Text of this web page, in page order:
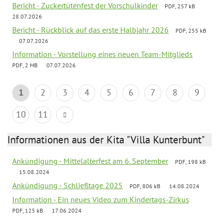
Bericht - Zuckertütenfest der Vorschulkinder
PDF, 257 kB
28.07.2026
Bericht - Rückblick auf das erste Halbjahr 2026
PDF, 255 kB
07.07.2026
Information - Vorstellung eines neuen Team-Mitglieds
PDF, 2 MB 07.07.2026
1 2 3 4 5 6 7 8
9
10
11
Informationen aus der Kita "Villa Kunterbunt"
Ankündigung - Mittelalterfest am 6. September
PDF, 198 kB
15.08.2024
Ankündigung - Schließtage 2025 PDF, 806 kB 14.08.2024
Information - Ein neues Video zum Kindertags-Zirkus
PDF, 125 kB 17.06.2024